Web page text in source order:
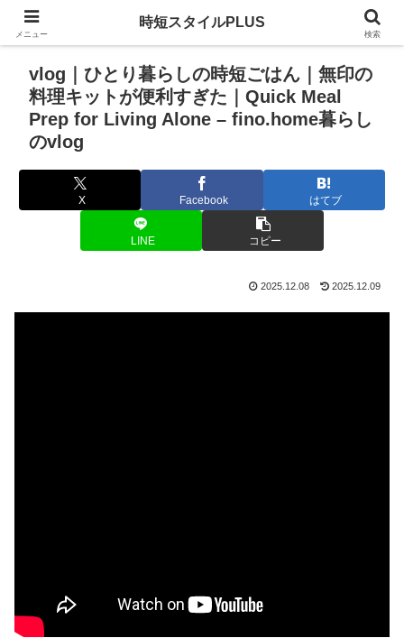
vlog｜ひとり暮らしの時短ごはん｜無印の
料理キットが便利すぎた｜Quick Meal
Prep for Living Alone – fino.home暮らし
のvlog
X Facebook はてブ
LINE コピー
2025.12.08 2025.12.09
メニュー
時短スタイルPLUS
検索